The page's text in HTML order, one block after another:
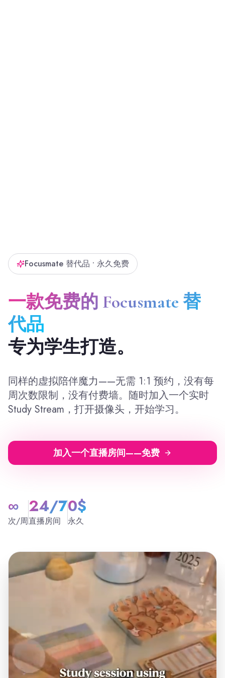
Focusmate 替代品 • 永久免费
一款免费的 Focusmate 替
代品
专为学生打造。
同样的虚拟陪伴魔力——无需 1:1 预约，没有每
周次数限制，没有付费墙。随时加入一个实时
Study Stream，打开摄像头，开始学习。
加入一个直播房间——免费
∞
次/周
24/7
直播房间
0$
永久